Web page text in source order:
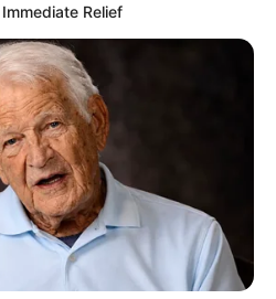
What Financial
Relief